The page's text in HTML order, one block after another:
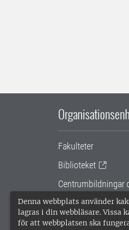
Denna webbplats använder
lagras i din webbläsare. Vissa
för att webbplatsen ska
Fakulteter
Biblioteket
Centrumbildningar
samarbetsprojekt
Gemensamma